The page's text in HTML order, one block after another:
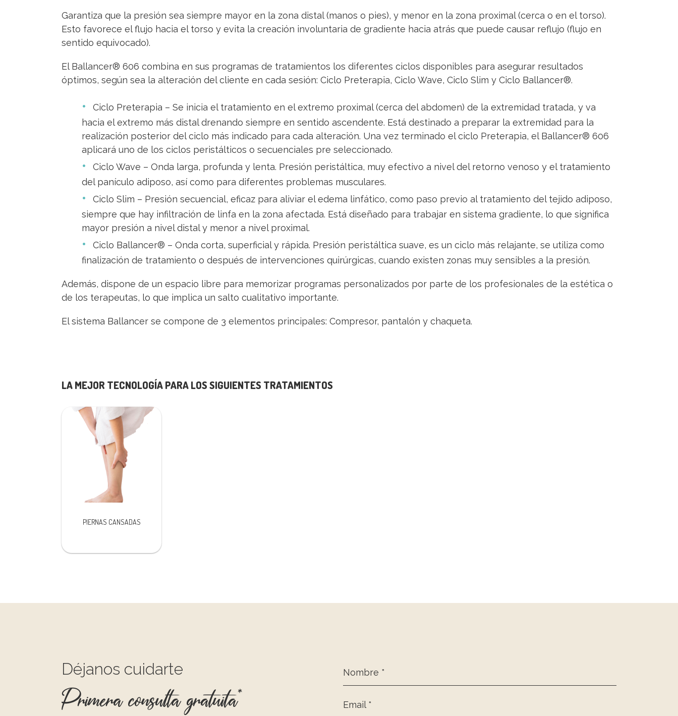
Garantiza que la presión sea siempre mayor en la zona distal (manos o pies), y menor en la zona proximal (cerca o en el torso).
Esto favorece el flujo hacia el torso y evita la creación involuntaria de gradiente hacia atrás que puede causar reflujo (flujo en
sentido equivocado).
El Ballancer® 606 combina en sus programas de tratamientos los diferentes ciclos disponibles para asegurar resultados
óptimos, según sea la alteración del cliente en cada sesión: Ciclo Preterapia, Ciclo Wave, Ciclo Slim y Ciclo Ballancer®.
Ciclo Preterapia – Se inicia el tratamiento en el extremo proximal (cerca del abdomen) de la extremidad tratada, y va
hacia el extremo más distal drenando siempre en sentido ascendente. Está destinado a preparar la extremidad para la
realización posterior del ciclo más indicado para cada alteración. Una vez terminado el ciclo Preterapia, el Ballancer® 606
aplicará uno de los ciclos peristálticos o secuenciales pre seleccionado.
Ciclo Wave – Onda larga, profunda y lenta. Presión peristáltica, muy efectivo a nivel del retorno venoso y el tratamiento
del panículo adiposo, así como para diferentes problemas musculares.
Ciclo Slim – Presión secuencial, eficaz para aliviar el edema linfático, como paso previo al tratamiento del tejido adiposo,
siempre que hay infiltración de linfa en la zona afectada. Está diseñado para trabajar en sistema gradiente, lo que significa
mayor presión a nivel distal y menor a nivel proximal.
Ciclo Ballancer® – Onda corta, superficial y rápida. Presión peristáltica suave, es un ciclo más relajante, se utiliza como
finalización de tratamiento o después de intervenciones quirúrgicas, cuando existen zonas muy sensibles a la presión.
Además, dispone de un espacio libre para memorizar programas personalizados por parte de los profesionales de la estética o
de los terapeutas, lo que implica un salto cualitativo importante.
El sistema Ballancer se compone de 3 elementos principales: Compresor, pantalón y chaqueta.
LA MEJOR TECNOLOGÍA PARA LOS SIGUIENTES TRATAMIENTOS
PIERNAS CANSADAS
Déjanos cuidarte
Primera consulta gratuita*
Nombre *
Email *